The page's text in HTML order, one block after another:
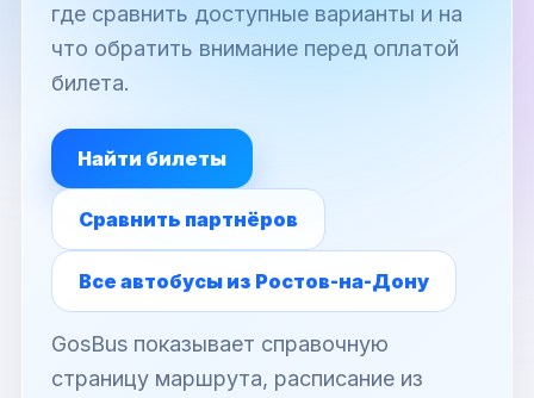
где сравнить доступные варианты и на
что обратить внимание перед оплатой
билета.
Найти билеты
Сравнить партнёров
Все автобусы из Ростов-на-Дону
GosBus показывает справочную
страницу маршрута, расписание из